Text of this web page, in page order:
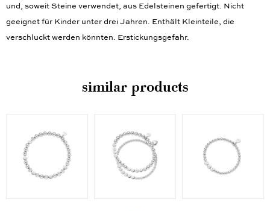
und, soweit Steine verwendet, aus Edelsteinen gefertigt. Nicht
geeignet für Kinder unter drei Jahren. Enthält Kleinteile, die
verschluckt werden könnten. Erstickungsgefahr.
similar products